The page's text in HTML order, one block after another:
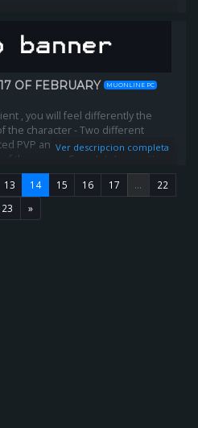
OF FEBRUARY
MUONLINE PC
, you will feel differently the
the character - Two different
PVP and PVE, carefully tested at
of the game - Completely rewritten
Ver descripcion completa
13 14 15 16 17 ...
22
23
»